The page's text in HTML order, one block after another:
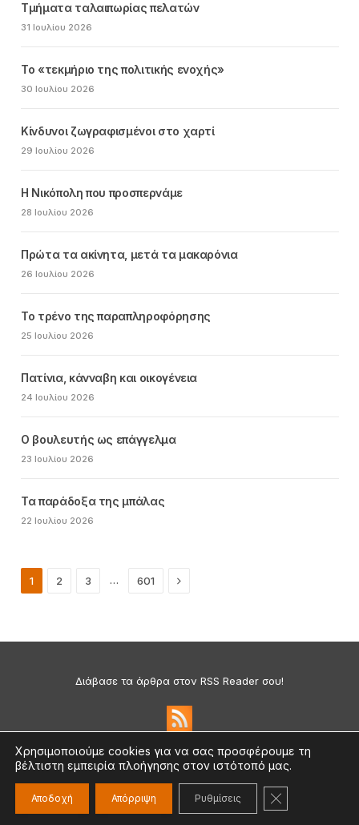
Τμήματα ταλαιπωρίας πελατών
31 Ιουλίου 2026
Το «τεκμήριο της πολιτικής ενοχής»
30 Ιουλίου 2026
Κίνδυνοι ζωγραφισμένοι στο χαρτί
29 Ιουλίου 2026
Η Νικόπολη που προσπερνάμε
28 Ιουλίου 2026
Πρώτα τα ακίνητα, μετά τα μακαρόνια
26 Ιουλίου 2026
Το τρένο της παραπληροφόρησης
25 Ιουλίου 2026
Πατίνια, κάνναβη και οικογένεια
24 Ιουλίου 2026
Ο βουλευτής ως επάγγελμα
23 Ιουλίου 2026
Τα παράδοξα της μπάλας
22 Ιουλίου 2026
1 2 3 … 601 Next
Διάβασε τα άρθρα στον RSS Reader σου!
Πολιτική Απορρήτου & Cookies
©2026 medium.gr | Designed & Supported bynat.ad
Χρησιμοποιούμε cookies για να σας προσφέρουμε τη
βέλτιστη εμπειρία πλοήγησης στον ιστότοπό μας.
Αποδοχή Απόρριψη Ρυθμίσεις ΚΛΕΊΣΙΜΟ ΤΟΥ